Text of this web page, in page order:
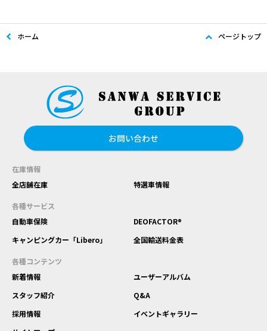
ホーム ページトップ
お問い合わせ
在庫情報
全店舗在庫
特選車情報
各種サービス
自動車保険
DEOFACTOR®
キャンピングカー「Libero」
全国輸送料金表
各種コンテンツ
新着情報
ユーザーアルバム
スタッフ紹介
Q&A
採用情報
イベントギャラリー